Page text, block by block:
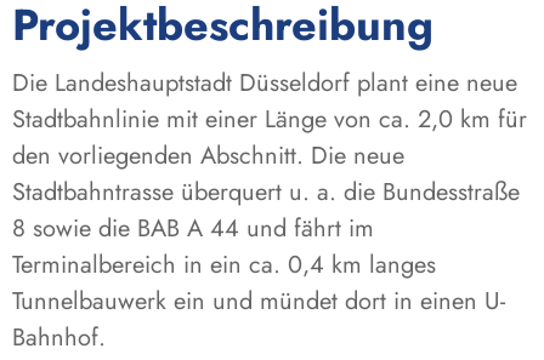
Projektbeschreibung
Die Landeshauptstadt Düsseldorf plant eine neue
Stadtbahnlinie mit einer Länge von ca. 2,0 km für
den vorliegenden Abschnitt. Die neue
Stadtbahntrasse überquert u. a. die Bundesstraße
8 sowie die BAB A 44 und fährt im
Terminalbereich in ein ca. 0,4 km langes
Tunnelbauwerk ein und mündet dort in einen U-
Bahnhof.